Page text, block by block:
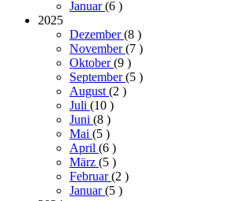
Januar(6 )
2025
Dezember(8 )
November(7 )
Oktober(9 )
September(5 )
August(2 )
Juli (10 )
Juni (8 )
Mai (5 )
April (6 )
März (5 )
Februar(2 )
Januar(5 )